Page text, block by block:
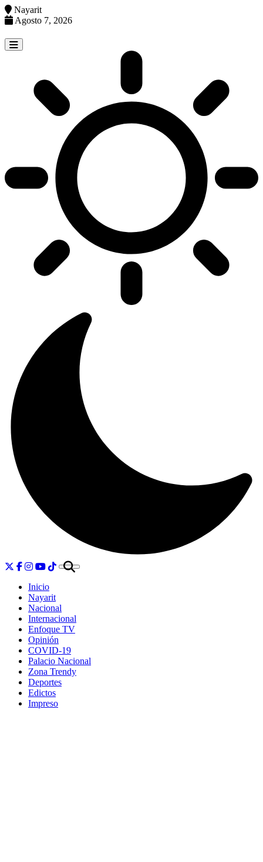
Nayarit
Agosto 7, 2026
to
content
Inicio
Nayarit
Nacional
Internacional
Enfoque TV
Opinión
COVID-19
Palacio Nacional
Zona Trendy
Deportes
Edictos
Impreso